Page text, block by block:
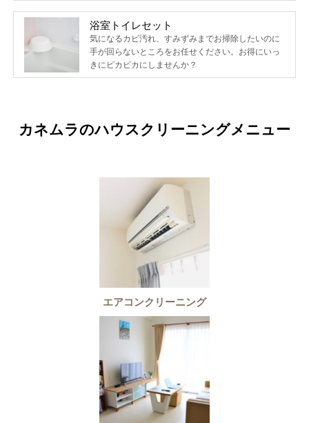
浴室トイレセット
気になるカビ汚れ、すみずみまでお掃除したいのに
手が回らないところをお任せください。お得にいっ
きにピカピカにしませんか？
カネムラのハウスクリーニングメニュー
エアコンクリーニング